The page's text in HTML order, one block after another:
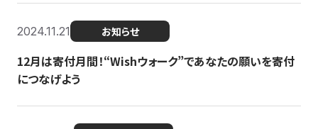
2024.11.21 お知らせ
12月は寄付月間！“Wishウォーク”であなたの願いを寄付
につなげよう